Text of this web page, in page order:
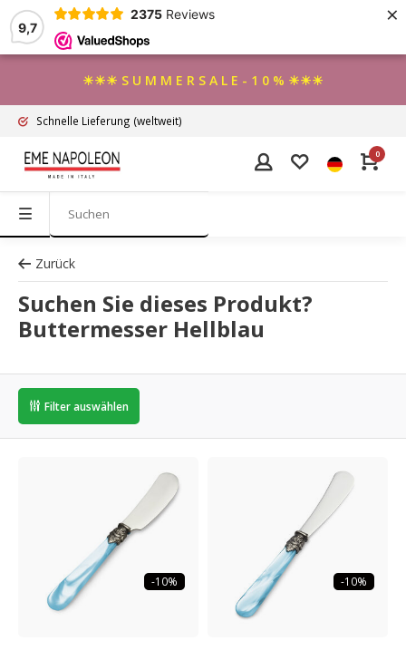
9,7
2375 Reviews ×
☀☀☀ S U M M E R S A L E - 1 0 % ☀☀☀
Schnelle Lieferung (weltweit)
0
Zurück
Suchen Sie dieses Produkt?
Buttermesser Hellblau
Filter auswählen
-10% -10%